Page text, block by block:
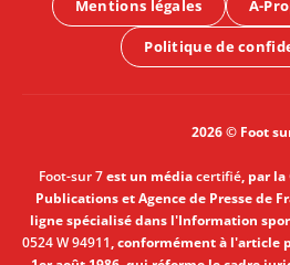
Mentions légales
A-
Politique de
2026 © Foot
Foot-sur 7est un médiacertifié, par la
Publications et Agence de Presse de
ligne spécialisé dans l'Information
0524 W 94911, conformément à l'article